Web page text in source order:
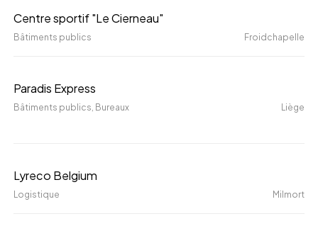
du
Cirque
Centre sportif "Le Cierneau"
Bâtiments publics Froidchapelle
Paradis Express
Bâtiments publics, Bureaux Liège
Lyreco Belgium
Logistique Milmort